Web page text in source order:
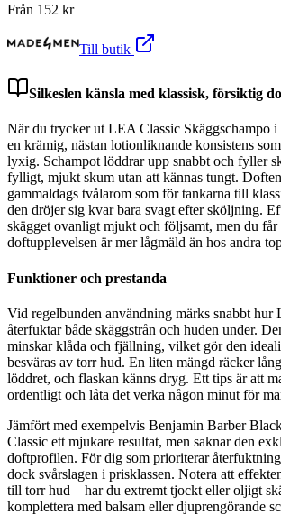
Från 152 kr
Till butik
Silkeslen känsla med klassisk, försiktig
När du trycker ut LEA Classic Skäggschampo i
en krämig, nästan lotionliknande konsistens
lyxig. Schampot löddrar upp snabbt och fyller
fylligt, mjukt skum utan att kännas tungt.
gammaldags tvålarom som för tankarna till
den dröjer sig kvar bara svagt efter sköljning.
skägget ovanligt mjukt och följsamt, men du får
doftupplevelsen är mer lågmäld än hos andra
Funktioner och prestanda
Vid regelbunden användning märks snabbt hur
återfuktar både skäggstrån och huden under.
minskar klåda och fjällning, vilket gör den
besväras av torr hud. En liten mängd räcker
löddret, och flaskan känns dryg. Ett tips är att
ordentligt och låta det verka någon minut för
Jämfört med exempelvis Benjamin Barber
Classic ett mjukare resultat, men saknar den
doftprofilen. För dig som prioriterar
dock svårslagen i prisklassen. Notera att
till torr hud – har du extremt tjockt eller oljigt
komplettera med balsam eller djuprengörande